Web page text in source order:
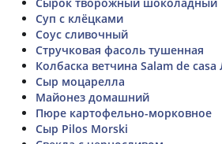
Суп с клёцками
Соус сливочный
Стручковая фасоль тушенная
Колбаска ветчина Salam de casа
Сыр моцарелла
Майонез домашний
Пюре картофельно-морковное
Сыр Pilos Morski